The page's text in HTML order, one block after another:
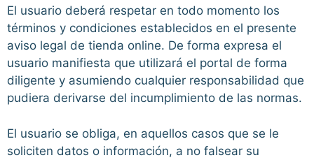
El usuario deberá respetar en todo momento los
términos y condiciones establecidos en el presente
aviso legal de tienda online. De forma expresa el
usuario manifiesta que utilizará el portal de forma
diligente y asumiendo cualquier responsabilidad que
pudiera derivarse del incumplimiento de las normas.
El usuario se obliga, en aquellos casos que se le
soliciten datos o información, a no falsear su